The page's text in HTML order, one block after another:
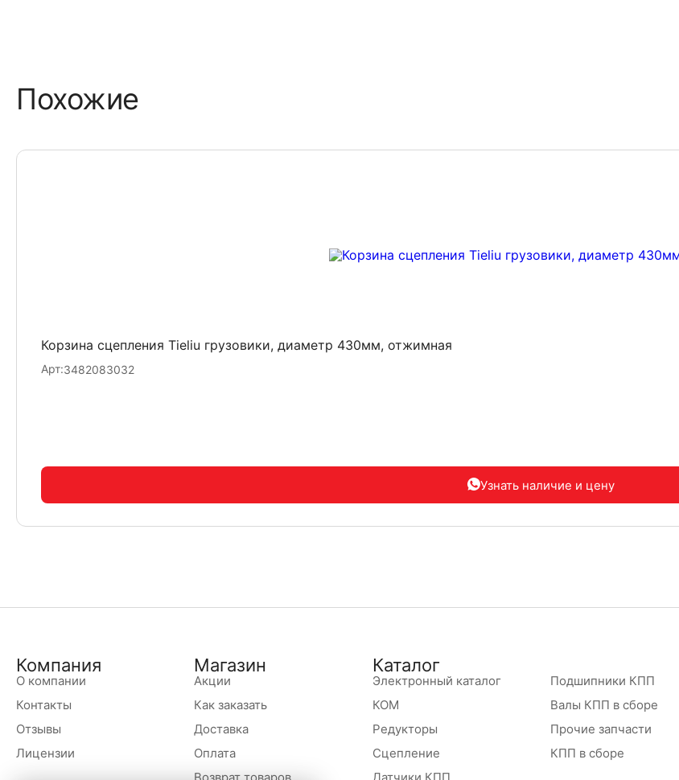
Похожие
Корзина сцепления Tieliu грузовики, диаметр 430мм, отжимная
Арт:3482083032
Узнать наличие и цену
Компания
О компании
Контакты
Отзывы
Лицензии
Магазин
Акции
Как заказать
Доставка
Оплата
Каталог
Электронный каталог
КОМ
Редукторы
Сцепление
Подшипники КПП
Валы КПП в сборе
Прочие запчасти
КПП в сборе